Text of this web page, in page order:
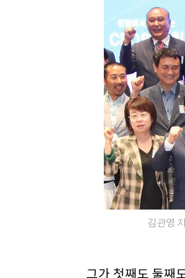
김관영
그가 첫째도 둘째